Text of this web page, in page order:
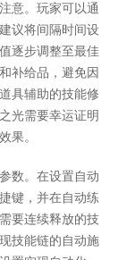
意。玩家可以通
议将间隔时间设
逐步调整至最佳
补给品，避免因
具辅助的技能修
光需要幸运证明
果。
数。在设置自动
键，并在自动练
要连续释放的技
技能链的自动施